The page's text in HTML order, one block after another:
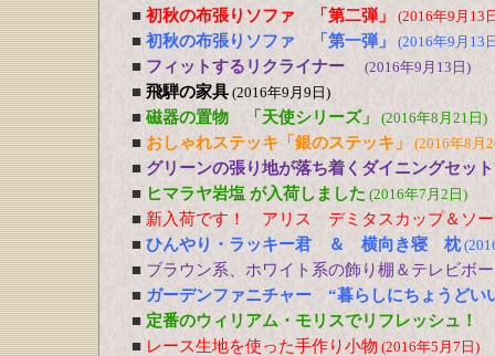
■ 初秋の布張りソファ 「第二弾」 (2016年9月13
■ 初秋の布張りソファ 「第一弾」 (2016年9月13
■ フィットするリクライナー (2016年9月13日)
■ 飛騨の家具 (2016年9月9日)
■ 磁器の置物 「天使シリーズ」 (2016年8月21日)
■ おしゃれステッキ「銀のステッキ」 (2016年8月
■ グリーンの張り地が落ち着くダイニングセッ
■ ヒマラヤ岩塩 が入荷しました (2016年7月2日)
■ 新入荷です！ アリス デミタスカップ＆ソ
■ ひんやり・ラッキー君 ＆ 横向き寝 枕
■ ブラウン系、ホワイト系の飾り棚＆テレビボ
■ ガーデンファニチャー “暮らしにちょうど
■ 定番のウィリアム・モリスでリフレッシュ！
■ レース生地を使った手作り小物 (2016年5月7日)